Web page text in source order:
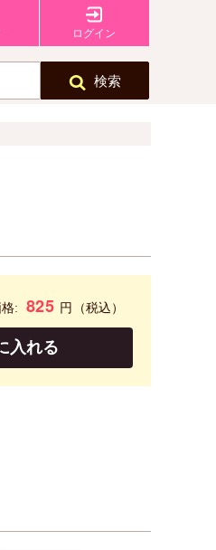
ログイン
検索
: 825 円
（税込）
入れる